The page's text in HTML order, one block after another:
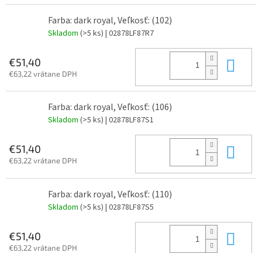
Farba: dark royal, Veľkosť: (102)
Skladom (>5 ks) | 02878LF87R7
€51,40
€63,22 vrátane DPH
Farba: dark royal, Veľkosť: (106)
Skladom (>5 ks) | 02878LF87S1
€51,40
€63,22 vrátane DPH
Farba: dark royal, Veľkosť: (110)
Skladom (>5 ks) | 02878LF87S5
€51,40
€63,22 vrátane DPH